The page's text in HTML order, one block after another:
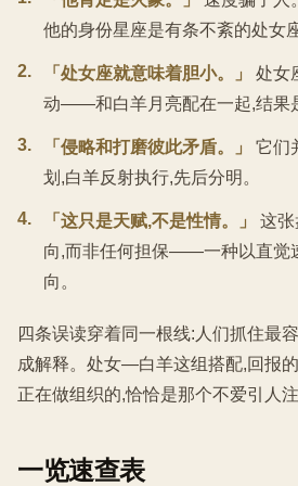
他的身份星座是有条不紊的处女座
2. 「处女座就意味着胆小。」
处女
动——和白羊月亮配在一起,结果
3. 「侵略和打磨彼此矛盾。」
它们
划,白羊反射执行,先后分明。
4. 「这只是天赋,不是性情。」
这
向,而非任何担保——一种以直觉
向。
四条误读穿着同一根线:人们抓住最
成解释。处女—白羊这组搭配,回报
正在做组织的,恰恰是那个不爱引人注
一览速查表